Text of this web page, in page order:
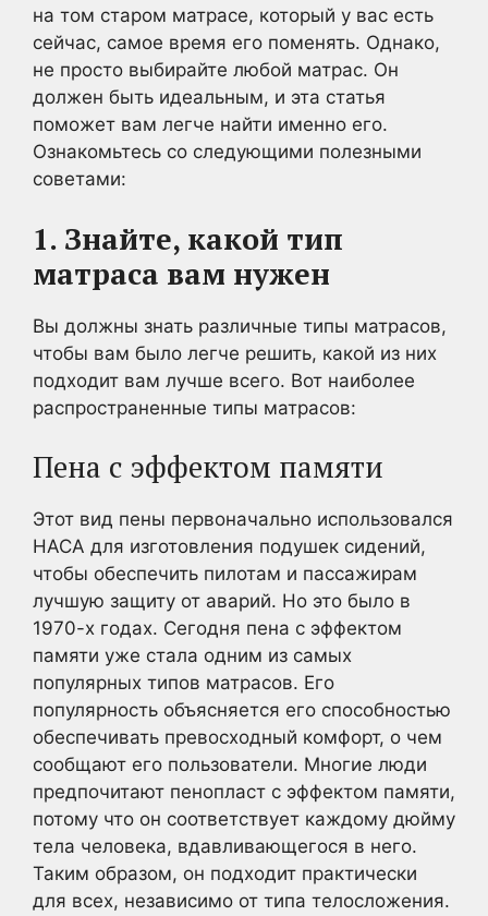
на том старом матрасе, который у вас есть
сейчас, самое время его поменять. Однако,
не просто выбирайте любой матрас. Он
должен быть идеальным, и эта статья
поможет вам легче найти именно его.
Ознакомьтесь со следующими полезными
советами:
1. Знайте, какой тип
матраса вам нужен
Вы должны знать различные типы матрасов,
чтобы вам было легче решить, какой из них
подходит вам лучше всего. Вот наиболее
распространенные типы матрасов:
Пена с эффектом памяти
Этот вид пены первоначально использовался
НАСА для изготовления подушек сидений,
чтобы обеспечить пилотам и пассажирам
лучшую защиту от аварий. Но это было в
1970-х годах. Сегодня пена с эффектом
памяти уже стала одним из самых
популярных типов матрасов. Его
популярность объясняется его способностью
обеспечивать превосходный комфорт, о чем
сообщают его пользователи. Многие люди
предпочитают пенопласт с эффектом памяти,
потому что он соответствует каждому дюйму
тела человека, вдавливающегося в него.
Таким образом, он подходит практически
для всех, независимо от типа телосложения.